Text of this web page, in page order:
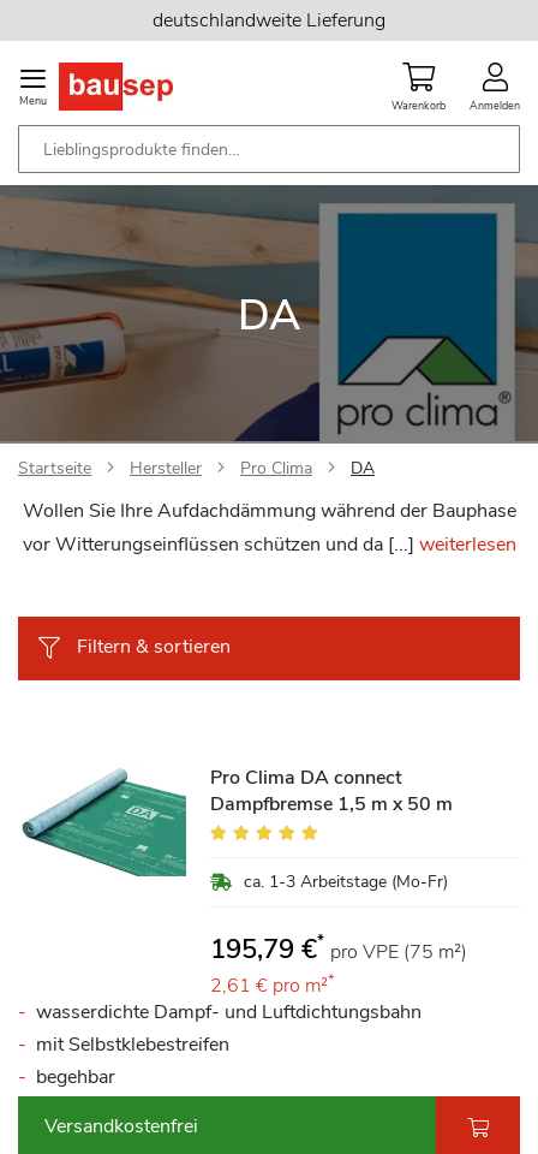
Inhalt
springen
deutschlandweite Lieferung
Menu Warenkorb Anmelden
DA
Startseite Hersteller Pro Clima DA
Wollen Sie Ihre Aufdachdämmung während der Bauphase
vor Witterungseinflüssen schützen und da [...] weiterlesen
Filtern & sortieren
Pro Clima DA connect
Dampfbremse 1,5 m x 50 m
Bewertung:
ca. 1-3 Arbeitstage (Mo-Fr)
195,79 €* pro VPE (75 m²)
2,61 € pro m²*
wasserdichte Dampf- und Luftdichtungsbahn
mit Selbstklebestreifen
begehbar
Versandkostenfrei